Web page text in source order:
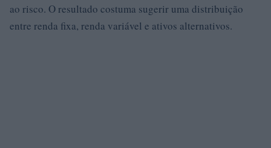
ao risco. O resultado costuma sugerir uma distribuição
entre renda fixa, renda variável e ativos alternativos.